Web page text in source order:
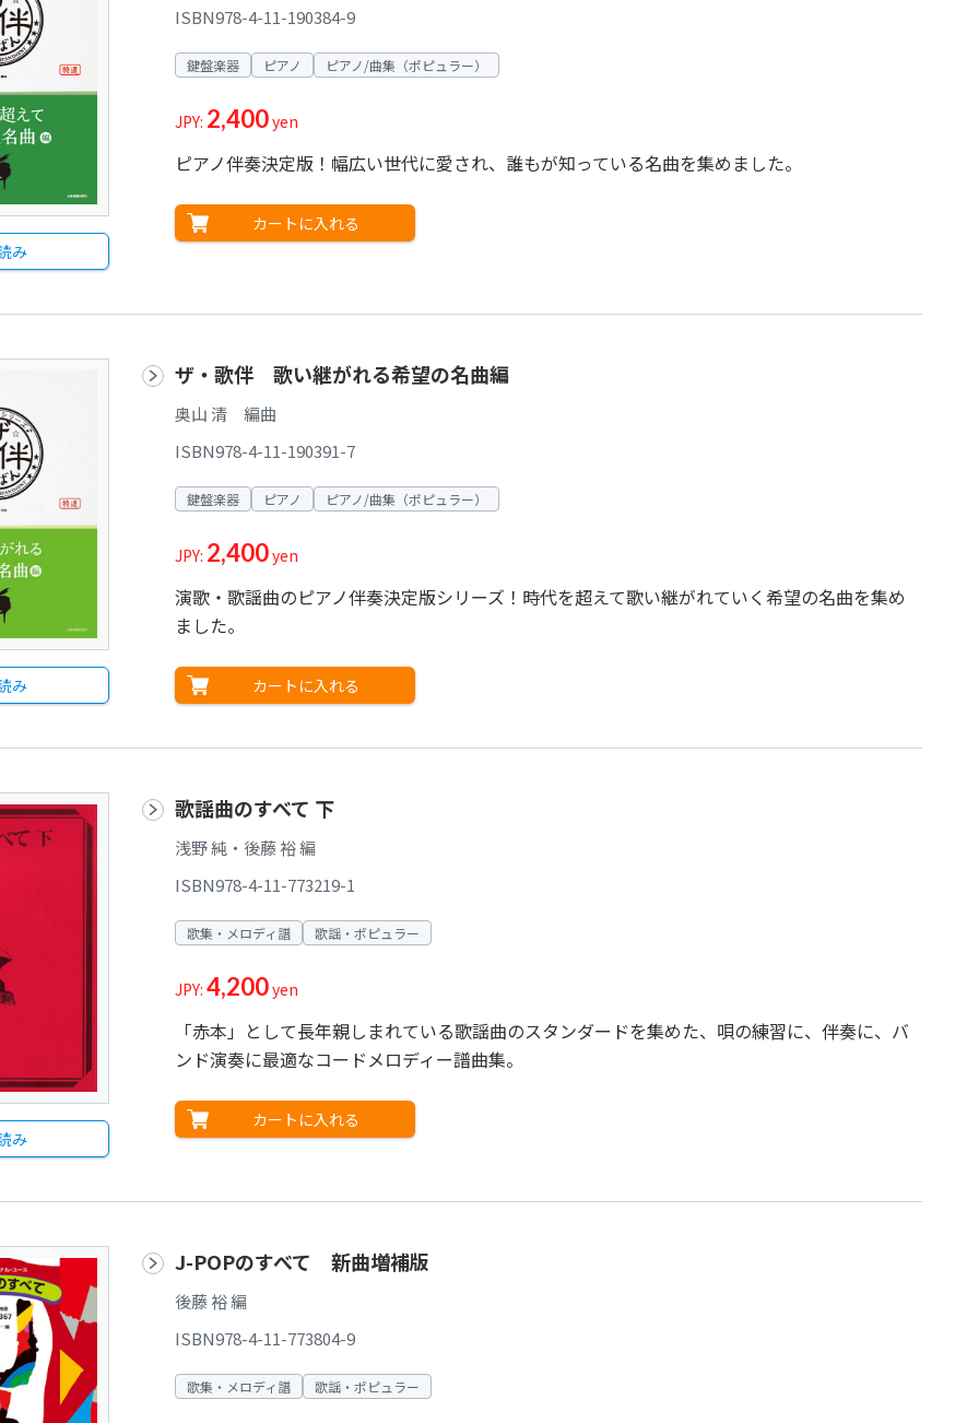
み
ISBN978-4-11-190384-9
鍵盤楽器 ピアノ ピアノ/曲集（ポピュラー）
JPY: 2,400yen
ピアノ伴奏決定版！幅広い世代に愛され、誰もが知っている名曲を集めました。
カートに入れる
み
ザ・歌伴 歌い継がれる希望の名曲編
奥山 清 編曲
ISBN978-4-11-190391-7
鍵盤楽器 ピアノ ピアノ/曲集（ポピュラー）
JPY: 2,400yen
演歌・歌謡曲のピアノ伴奏決定版シリーズ！時代を超えて歌い継がれていく希望の名曲を集め
ました。
カートに入れる
み
歌謡曲のすべて 下
浅野 純・後藤 裕 編
ISBN978-4-11-773219-1
歌集・メロディ譜 歌謡・ポピュラー
JPY: 4,200yen
「赤本」として長年親しまれている歌謡曲のスタンダードを集めた、唄の練習に、伴奏に、バ
ンド演奏に最適なコードメロディー譜曲集。
カートに入れる
J-POPのすべて 新曲増補版
後藤 裕 編
ISBN978-4-11-773804-9
歌集・メロディ譜 歌謡・ポピュラー